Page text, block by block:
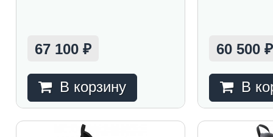
67 100 ₽
В корзину
60 500₽
В